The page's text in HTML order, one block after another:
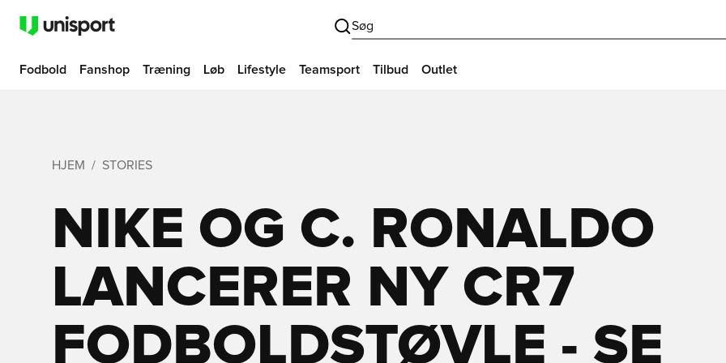
Søg
Fodbold Fanshop Træning Løb Lifestyle Teamsport Tilbud Outlet
HJEM STORIES
NIKE OG C. RONALDO
LANCERER NY CR7
FODBOLDSTØVLE - SE